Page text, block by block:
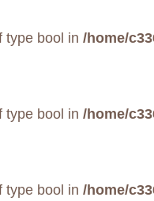
type bool in /home/
type bool in /home/
type bool in /home/